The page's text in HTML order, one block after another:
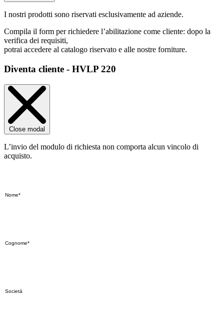
I nostri prodotti sono riservati esclusivamente ad aziende.
Compila il form per richiedere l’abilitazione come cliente: dopo la
verifica dei requisiti,
potrai accedere al catalogo riservato e alle nostre forniture.
Diventa cliente - HVLP 220
Close modal
L’invio del modulo di richiesta non comporta alcun vincolo di
acquisto.